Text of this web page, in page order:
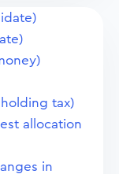
tax)
allocation
in